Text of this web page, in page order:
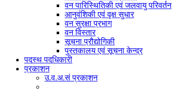
वन पारिस्थितिकी एवं जलवायु परिवर्तन
आनुवंशिकी एवं वृक्ष सुधार
वन सुरक्षा प्रभाग
वन विस्तार
सूचना प्रौद्योगिकी
पुस्तकालय एवं सूचना केन्द्र
पदस्थ पदधिकारी
प्रकाशन
उ.व.अ.सं प्रकाशन